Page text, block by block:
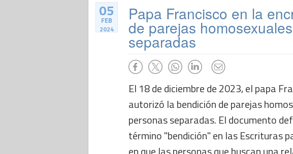
05
FEB
2024
Papa Francisco en la
de parejas
separadas
El 18 de diciembre de 2023, el papa
autorizó la bendición de parejas
personas separadas. El documento
término "bendición" en las Escrituras